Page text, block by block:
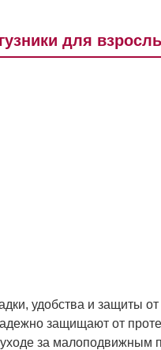
для
удобства и защиты
защищают от
за малоподвижным